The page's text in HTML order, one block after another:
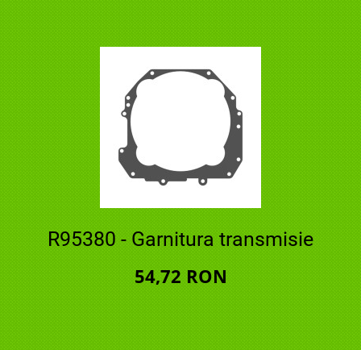
R95380 - Garnitura transmisie
54,72 RON